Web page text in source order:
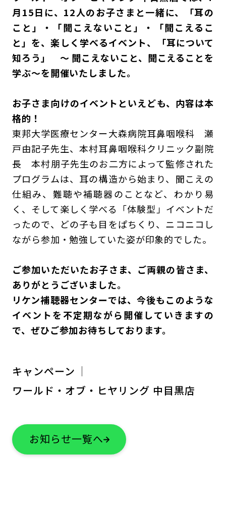
月15日に、 12人のお子さまと一緒に、
「耳の
こと」・「聞こえないこと」・「聞こえるこ
と」 を、楽しく学べるイベント、「耳について
知ろう」 ～ 聞こえないこと、聞こえることを
学ぶ～を開催いたしました。
お子さま向けのイベントといえども、内容は本
格的！
東邦大学医療センター大森病院耳鼻咽喉科 瀬
戸由記子先生、本村耳鼻咽喉科クリニック副院
長 本村朋子先生のお二方によって監修された
プログラムは、耳の構造から始まり、聞こえの
仕組み、難聴や補聴器のことなど、わかり易
く、そして楽しく学べる「体験型」イベントだ
ったので、どの子も目をぱちくり、ニコニコし
ながら参加・勉強していた姿が印象的でした。
ご参加いただいたお子さま、ご両親の皆さま、
ありがとうございました。
リケン補聴器センターでは、今後もこのような
イベントを不定期ながら開催していきますの
で、ぜひご参加お待ちしております。
キャンペーン
ワールド・オブ・ヒヤリング 中目黒店
お知らせ一覧へ